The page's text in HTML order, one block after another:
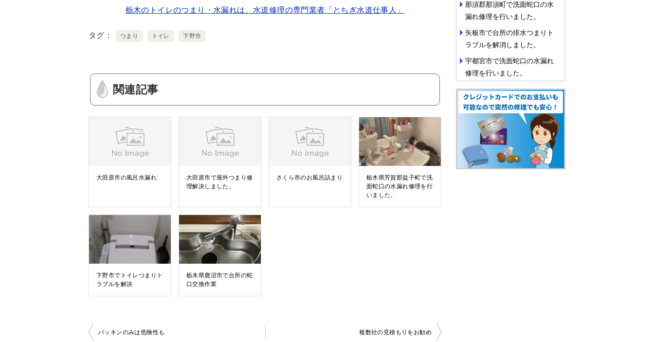
栃木のトイレのつまり・水漏れは、水道修理の専門業者「とちぎ水道仕事人」
タグ つまり トイレ 下野市
関連記事
大田原市の風呂水漏れ
大田原市で屋外つまり修
理解決しました。
さくら市のお風呂詰まり
栃木県芳賀郡益子町で洗
面蛇口の水漏れ修理を行
いました。
下野市でトイレつまりト
ラブルを解決
栃木県鹿沼市で台所の蛇
口交換作業
パッキンのみは危険性も 複数社の見積もりをお勧め
那須郡那須町で洗面蛇口の水
漏れ修理を行いました。
矢板市で台所の排水つまりト
ラブルを解消しました。
宇都宮市で洗面蛇口の水漏れ
修理を行いました。